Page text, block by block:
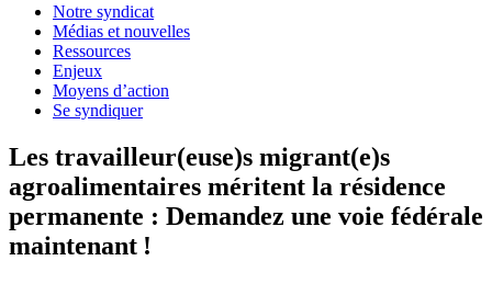
Notre syndicat
Médias et nouvelles
Ressources
Enjeux
Moyens d’action
Se syndiquer
Les travailleur(euse)s migrant(e)s
agroalimentaires méritent la résidence
permanente : Demandez une voie fédérale
maintenant !